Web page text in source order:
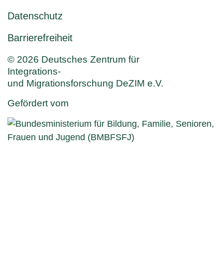
Datenschutz
Barrierefreiheit
© 2026 Deutsches Zentrum für
Integrations-
und Migrationsforschung DeZIM e.V.
Gefördert vom